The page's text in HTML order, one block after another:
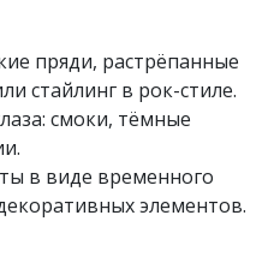
пряди, растрёпанные
стайлинг в рок-стиле.
смоки, тёмные
в виде временного
элементов.